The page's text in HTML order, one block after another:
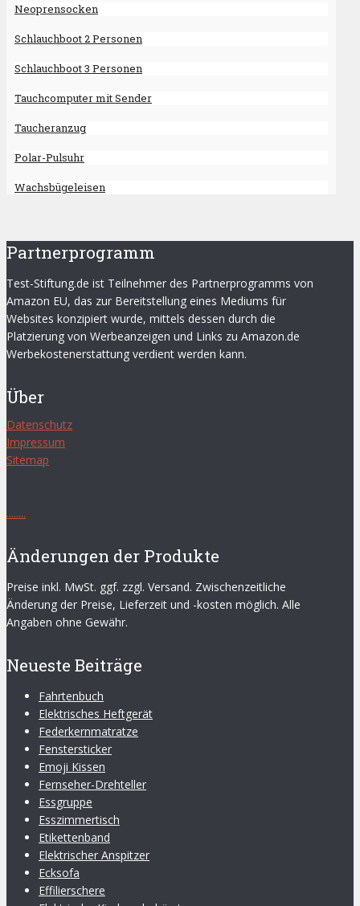
Neoprensocken
Schlauchboot 2 Personen
Schlauchboot 3 Personen
Tauchcomputer mit Sender
Taucheranzug
Polar-Pulsuhr
Wachsbügeleisen
Partnerprogramm
Test-Stiftung.de ist Teilnehmer des Partnerprogramms von
Amazon EU, das zur Bereitstellung eines Mediums für
Websites konzipiert wurde, mittels dessen durch die
Platzierung von Werbeanzeigen und Links zu Amazon.de
Werbekostenerstattung verdient werden kann.
Über
Datenschutz
Impressum
Sitemap
........
Änderungen der Produkte
Preise inkl. MwSt. ggf. zzgl. Versand. Zwischenzeitliche
Änderung der Preise, Lieferzeit und -kosten möglich. Alle
Angaben ohne Gewähr.
Neueste Beiträge
Fahrtenbuch
Elektrisches Heftgerät
Federkernmatratze
Fenstersticker
Emoji Kissen
Fernseher-Drehteller
Essgruppe
Esszimmertisch
Etikettenband
Elektrischer Anspitzer
Ecksofa
Effilierschere